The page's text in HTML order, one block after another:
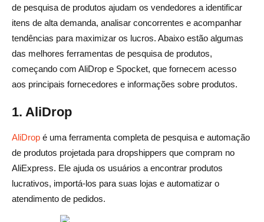
de pesquisa de produtos ajudam os vendedores a identificar
itens de alta demanda, analisar concorrentes e acompanhar
tendências para maximizar os lucros. Abaixo estão algumas
das melhores ferramentas de pesquisa de produtos,
começando com AliDrop e Spocket, que fornecem acesso
aos principais fornecedores e informações sobre produtos.
1. AliDrop
AliDrop é uma ferramenta completa de pesquisa e automação
de produtos projetada para dropshippers que compram no
AliExpress. Ele ajuda os usuários a encontrar produtos
lucrativos, importá-los para suas lojas e automatizar o
atendimento de pedidos.